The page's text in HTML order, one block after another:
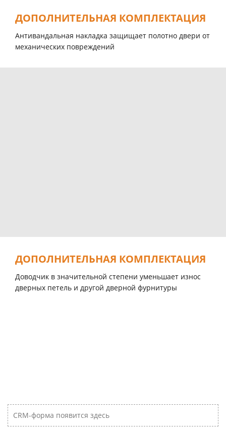
ДОПОЛНИТЕЛЬНАЯ КОМПЛЕКТАЦИЯ
Антивандальная накладка защищает полотно двери от
механических повреждений
ДОПОЛНИТЕЛЬНАЯ КОМПЛЕКТАЦИЯ
Доводчик в значительной степени уменьшает износ
дверных петель и другой дверной фурнитуры
CRM-форма появится здесь